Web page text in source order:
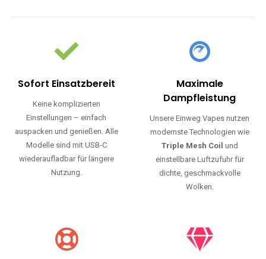
Sofort Einsatzbereit
Keine komplizierten
Einstellungen – einfach
auspacken und genießen. Alle
Modelle sind mit USB-C
wiederaufladbar für längere
Nutzung.
Maximale
Dampfleistung
Unsere Einweg Vapes nutzen
modernste Technologien wie
Triple Mesh Coil und
einstellbare Luftzufuhr für
dichte, geschmackvolle
Wolken.